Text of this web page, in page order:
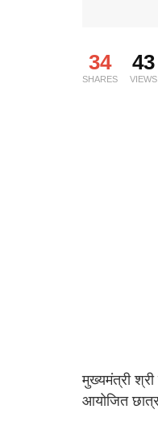
34
SHARES
43
VIEWS
मुख्यमंत्री
आयोजित